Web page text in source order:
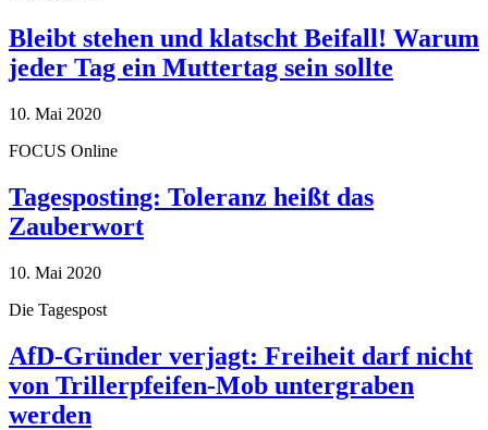
Bleibt stehen und klatscht Beifall! Warum
jeder Tag ein Muttertag sein sollte
10. Mai 2020
FOCUS Online
Tagesposting: Toleranz heißt das
Zauberwort
10. Mai 2020
Die Tagespost
AfD-Gründer verjagt: Freiheit darf nicht
von Trillerpfeifen-Mob untergraben
werden